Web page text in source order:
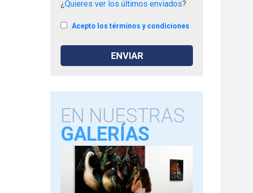
¿Quieres ver los últimos enviados?
Acepto los términos y condiciones
EN NUESTRAS
GALERÍAS